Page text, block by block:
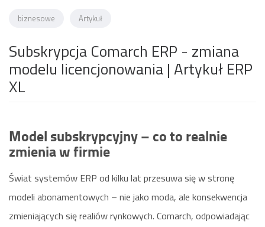
biznesowe Artykuł
Subskrypcja Comarch ERP - zmiana
modelu licencjonowania | Artykuł ERP
XL
Model subskrypcyjny – co to realnie
zmienia w firmie
Świat systemów ERP od kilku lat przesuwa się w stronę
modeli abonamentowych – nie jako moda, ale konsekwencja
zmieniających się realiów rynkowych. Comarch, odpowiadając